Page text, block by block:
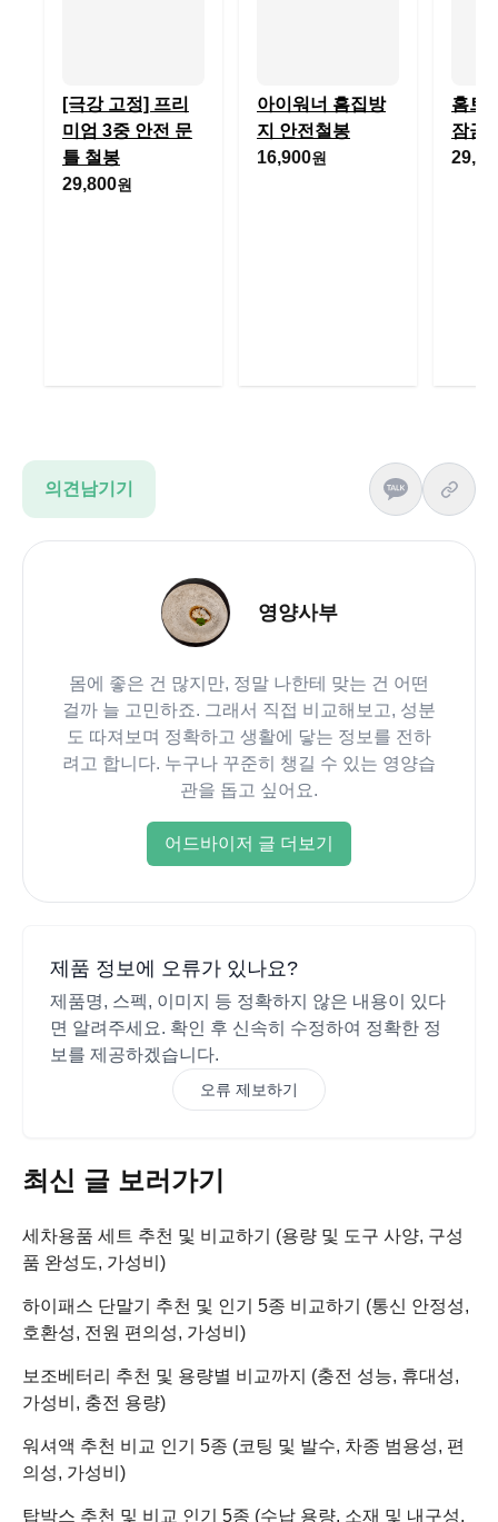
[극강 고정] 프리
미엄 3중 안전 문
틀 철봉
29,800원
아이워너 흠집방
지 안전철봉
16,900원
홈트
잠금
의견남기기
영양사부
몸에 좋은 건 많지만, 정말 나한테 맞는 건 어떤
걸까 늘 고민하죠. 그래서 직접 비교해보고, 성분
도 따져보며 정확하고 생활에 닿는 정보를 전하
려고 합니다. 누구나 꾸준히 챙길 수 있는 영양습
관을 돕고 싶어요.
어드바이저 글 더보기
제품 정보에 오류가 있나요?
제품명, 스펙, 이미지 등 정확하지 않은 내용이 있다
면 알려주세요. 확인 후 신속히 수정하여 정확한 정
보를 제공하겠습니다.
오류 제보하기
최신 글 보러가기
세차용품 세트 추천 및 비교하기 (용량 및 도구 사양, 구성
품 완성도, 가성비)
하이패스 단말기 추천 및 인기 5종 비교하기 (통신 안정성,
호환성, 전원 편의성, 가성비)
보조베터리 추천 및 용량별 비교까지 (충전 성능, 휴대성,
가성비, 충전 용량)
워셔액 추천 비교 인기 5종 (코팅 및 발수, 차종 범용성, 편
의성, 가성비)
탑박스 추천 및 비교 인기 5종 (수납 용량, 소재 및 내구성,